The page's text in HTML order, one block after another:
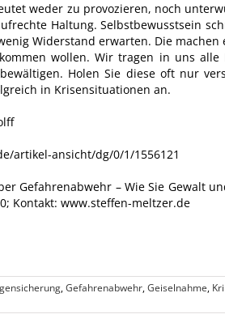
weder zu provozieren, noch
Haltung. Selbstbewusstsein
Widerstand erwarten. Die
wollen. Wir tragen in uns alle
Holen Sie diese oft nur
in Krisensituationen an.
artikel-ansicht/dg/0/1/1556121
Gefahrenabwehr – Wie Sie Gewalt
Kontakt: www.steffen-meltzer.de
,Gefahrenabwehr,Geiselnahme,